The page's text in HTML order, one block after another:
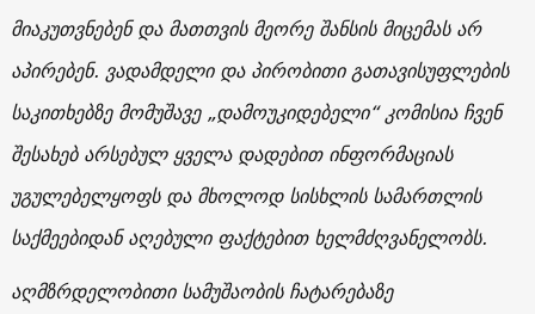
მიაკუთვნებენ და მათთვის მეორე შანსის მიცემას არ
აპირებენ. ვადამდელი და პირობითი გათავისუფლების
საკითხებზე მომუშავე „დამოუკიდებელი“ კომისია ჩვენ
შესახებ არსებულ ყველა დადებით ინფორმაციას
უგულებელყოფს და მხოლოდ სისხლის სამართლის
საქმეებიდან აღებული ფაქტებით ხელმძღვანელობს.
აღმზრდელობითი სამუშაობის ჩატარებაზე